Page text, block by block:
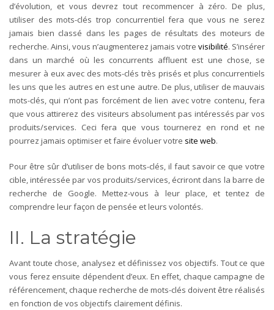
d’évolution, et vous devrez tout recommencer à zéro. De plus,
utiliser des mots-clés trop concurrentiel fera que vous ne serez
jamais bien classé dans les pages de résultats des moteurs de
recherche. Ainsi, vous n’augmenterez jamais votre visibilité. S’insérer
dans un marché où les concurrents affluent est une chose, se
mesurer à eux avec des mots-clés très prisés et plus concurrentiels
les uns que les autres en est une autre. De plus, utiliser de mauvais
mots-clés, qui n’ont pas forcément de lien avec votre contenu, fera
que vous attirerez des visiteurs absolument pas intéressés par vos
produits/services. Ceci fera que vous tournerez en rond et ne
pourrez jamais optimiser et faire évoluer votre site web.
Pour être sûr d’utiliser de bons mots-clés, il faut savoir ce que votre
cible, intéressée par vos produits/services, écriront dans la barre de
recherche de Google. Mettez-vous à leur place, et tentez de
comprendre leur façon de pensée et leurs volontés.
II. La stratégie
Avant toute chose, analysez et définissez vos objectifs. Tout ce que
vous ferez ensuite dépendent d’eux. En effet, chaque campagne de
référencement, chaque recherche de mots-clés doivent être réalisés
en fonction de vos objectifs clairement définis.